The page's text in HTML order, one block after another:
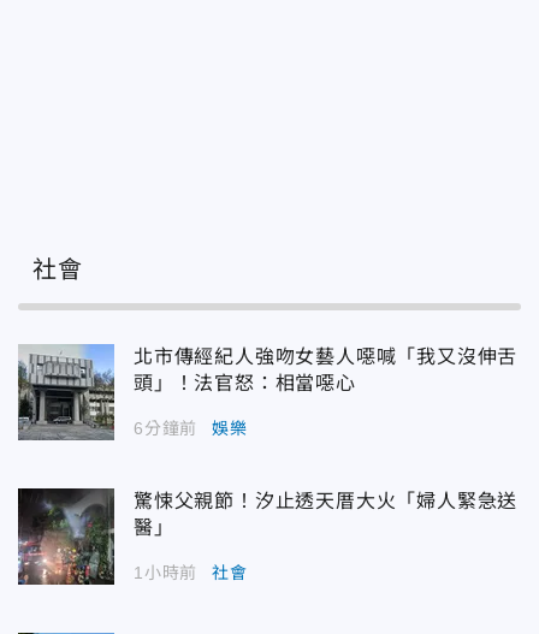
社會
北市傳經紀人強吻女藝人噁喊「我又沒伸舌
頭」！法官怒：相當噁心
6分鐘前 娛樂
驚悚父親節！汐止透天厝大火「婦人緊急送
醫」
1小時前 社會